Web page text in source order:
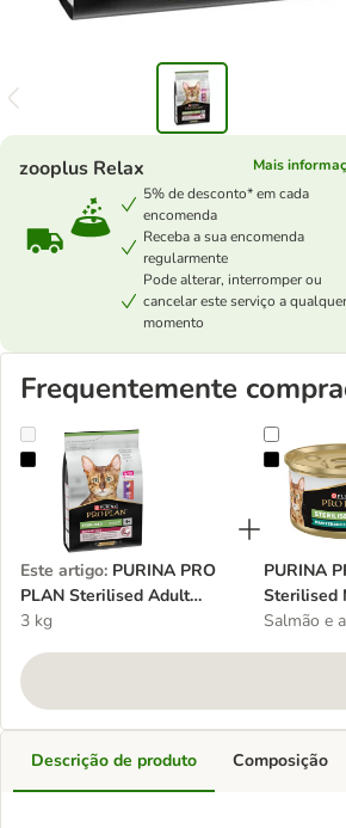
zooplus Relax
Mais
5% de desconto* em cada
encomenda
Receba a sua encomenda
regularmente
Pode alterar, interromper ou
cancelar este serviço a qualquer
momento
Frequentemente
PURINA PRO PLAN Sterilised Adult
Este artigo: PURINA PRO
PLAN Sterilised Adult
Savoury Duo pato e fígado
3 kg
PURINA
PURINA
Sterilised
Salmão e
Descrição de produto Composição